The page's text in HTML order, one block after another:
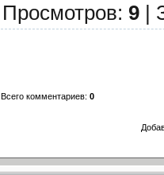
Просмотров: 9 |
Всего комментариев: 0